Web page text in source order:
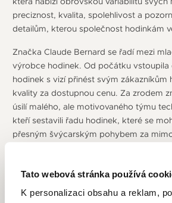
Tato webová stránka používá
K personalizaci obsahu a reklam,
preciznost, kvalita, spolehlivost a
detailům, kterou společnost hodinkám
Značka Claude Bernard se řadí mezi
výrobce hodinek. Od počátku
hodinek s vizí přinést svým zákazníkům
kvality za dostupnou cenu. Za zrodem
úsilí malého, ale motivovaného týmu
kteří sestavili řadu hodinek, které se
přesným švýcarským pohybem za
opravdu velmi široké.
Součástí firemní strategie se stalo, že